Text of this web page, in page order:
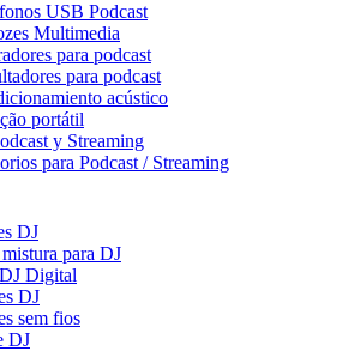
USB Podcast
Multimedia
para podcast
para podcast
acústico
portátil
y Streaming
para Podcast / Streaming
DJ
para DJ
Digital
DJ
sem fios
DJ